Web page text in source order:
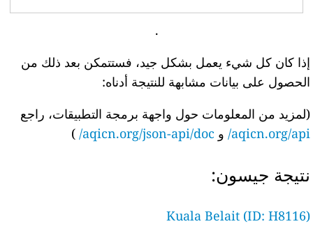
.
إذا كان كل شيء يعمل بشكل جيد، فستتمكن بعد ذلك من
الحصول على بيانات مشابهة للنتيجة أدناه:
(لمزيد من المعلومات حول واجهة برمجة التطبيقات، راجع
aqicn.org/api/ و aqicn.org/json-api/doc/
)
نتيجة جيسون:
Kuala Belait (ID: H8116)